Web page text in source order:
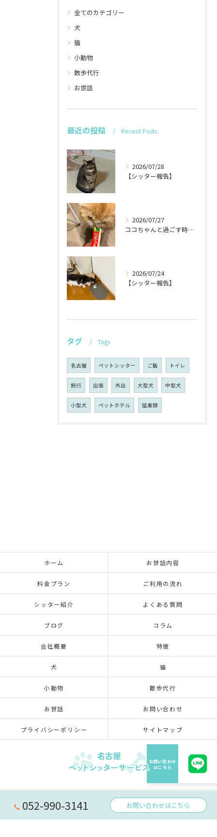
全てのカテゴリー
犬
猫
小動物
散歩代行
お世話
最近の投稿 Recent Posts
2026/07/28
【シッター報告】
2026/07/27
ココちゃんと過ごす時間が待ち遠しい！🐾
2026/07/24
【シッター報告】
タグ Tags
名古屋 ペットシッター ご飯 トイレ
旅行 出張 外出 大型犬 中型犬
小型犬 ペットホテル 猛禽類
052-990-3141 お問い合わせはこちら
ホーム お世話内容
料金プラン ご利用の流れ
シッター紹介 よくある質問
ブログ コラム
会社概要 特徴
犬 猫
小動物 散歩代行
お世話 お問い合わせ
プライバシーポリシー サイトマップ
© 2026 愛知県名古屋のペットシッターなら名古屋ペットシッターサービス ALL RIGHTS
RESERVED.